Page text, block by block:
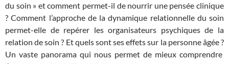
du soin » et comment permet-il de nourrir une pensée clinique
? Comment l’approche de la dynamique relationnelle du soin
permet-elle de repérer les organisateurs psychiques de la
relation de soin ? Et quels sont ses effets sur la personne âgée ?
Un vaste panorama qui nous permet de mieux comprendre